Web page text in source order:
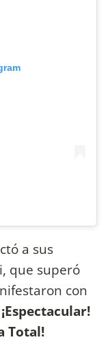
a sus
que superó
con
Total!